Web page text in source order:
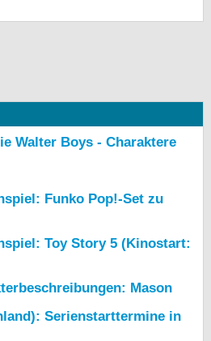
Walter Boys - Charaktere
Funko Pop!-Set zu
Toy Story 5 (Kinostart:
Mason
Serienstarttermine in